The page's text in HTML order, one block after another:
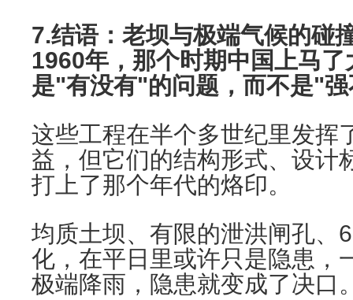
7.结语：老坝与极端气候的碰
1960年，那个时期中国上马
是"有没有"的问题，而不是"
这些工程在半个多世纪里发挥
益，但它们的结构形式、设计
打上了那个年代的烙印。
均质土坝、有限的泄洪闸孔、
化，在平日里或许只是隐患，
极端降雨，隐患就变成了决口